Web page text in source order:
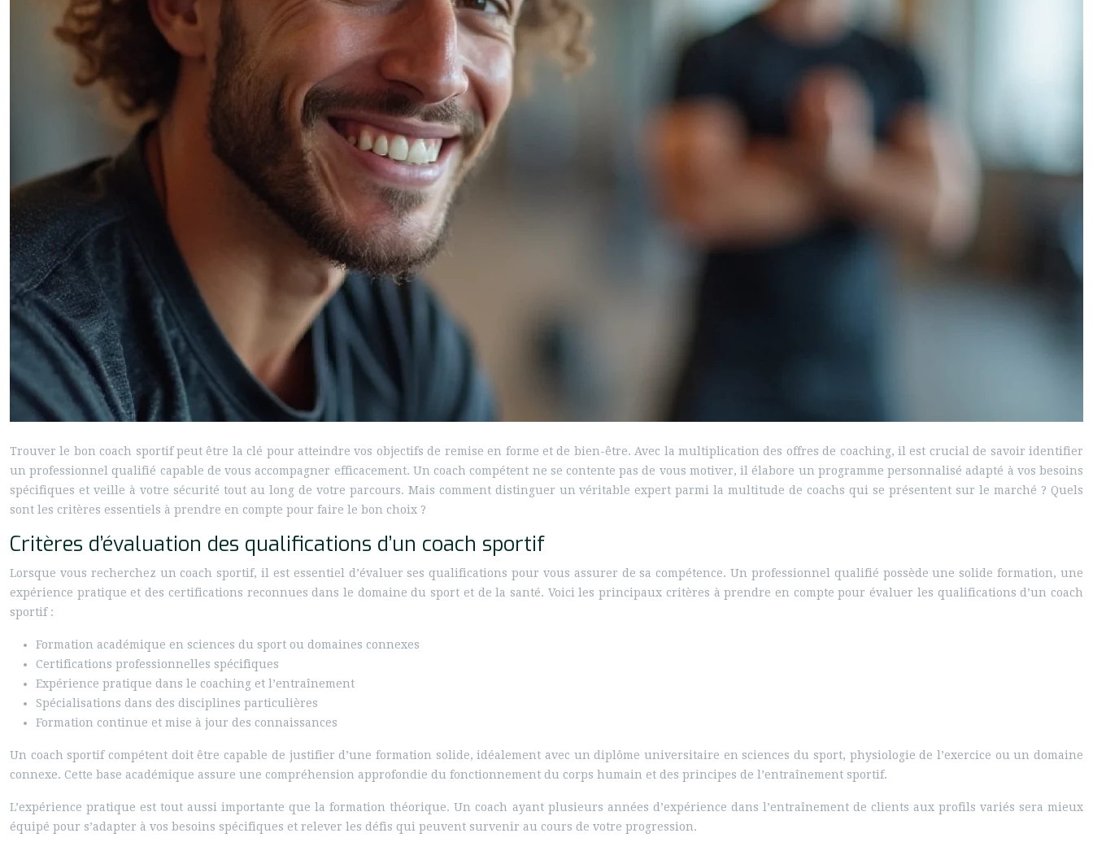
Trouver le bon coach sportif peut être la clé pour atteindre vos objectifs de remise en forme et de bien-être. Avec la multiplication des offres de coaching, il est crucial de savoir identifier
un professionnel qualifié capable de vous accompagner efficacement. Un coach compétent ne se contente pas de vous motiver, il élabore un programme personnalisé adapté à vos besoins
spécifiques et veille à votre sécurité tout au long de votre parcours. Mais comment distinguer un véritable expert parmi la multitude de coachs qui se présentent sur le marché ? Quels
sont les critères essentiels à prendre en compte pour faire le bon choix ?
Critères d’évaluation des qualifications d’un coach sportif
Lorsque vous recherchez un coach sportif, il est essentiel d’évaluer ses qualifications pour vous assurer de sa compétence. Un professionnel qualifié possède une solide formation, une
expérience pratique et des certifications reconnues dans le domaine du sport et de la santé. Voici les principaux critères à prendre en compte pour évaluer les qualifications d’un coach
sportif :
Formation académique en sciences du sport ou domaines connexes
Certifications professionnelles spécifiques
Expérience pratique dans le coaching et l’entraînement
Spécialisations dans des disciplines particulières
Formation continue et mise à jour des connaissances
Un coach sportif compétent doit être capable de justifier d’une formation solide, idéalement avec un diplôme universitaire en sciences du sport, physiologie de l’exercice ou un domaine
connexe. Cette base académique assure une compréhension approfondie du fonctionnement du corps humain et des principes de l’entraînement sportif.
L’expérience pratique est tout aussi importante que la formation théorique. Un coach ayant plusieurs années d’expérience dans l’entraînement de clients aux profils variés sera mieux
équipé pour s’adapter à vos besoins spécifiques et relever les défis qui peuvent survenir au cours de votre progression.